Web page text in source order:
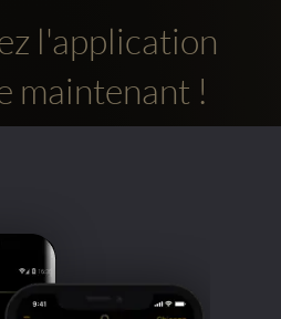
l'application
maintenant !